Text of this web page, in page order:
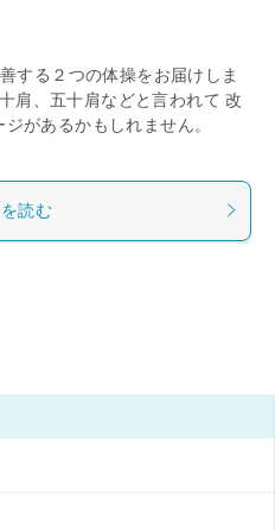
する２つの体操をお届けしま
、五十肩などと言われて 改
があるかもしれません。
読む